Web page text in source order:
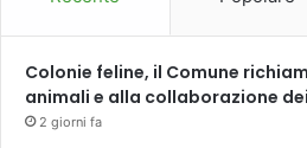
Colonie feline, il Comune
animali e alla collaborazione
2 giorni fa